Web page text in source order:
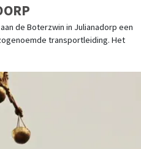
de Boterzwin in Julianadorp een
transportleiding. Het